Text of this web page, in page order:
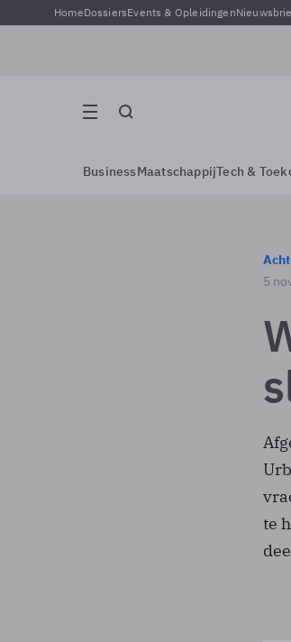
HomeDossiersEvents & Opleidingen
BusinessMaatschappijTech &
5
te